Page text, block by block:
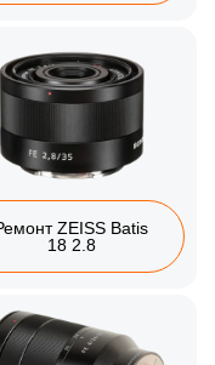
ZEISS Batis
18 2.8